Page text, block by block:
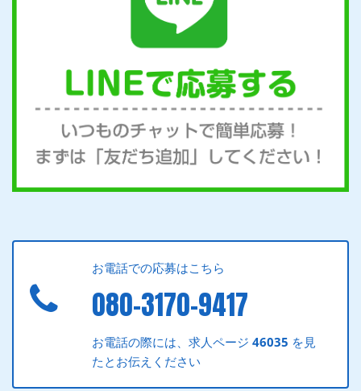
お電話での応募はこちら
080-3170-9417
お電話の際には、求人ページ46035 を見
たとお伝えください